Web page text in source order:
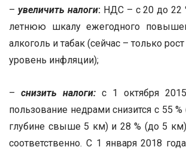
– увеличить налоги:НДС – с 20 до 22
летнюю шкалу ежегодного
алкоголь и табак (сейчас – только
уровень инфляции);
– снизить налоги: с 1 октября
пользование недрами снизится с 55
глубине свыше 5 км) и 28 % (до 5
соответственно. С 1 января 2018